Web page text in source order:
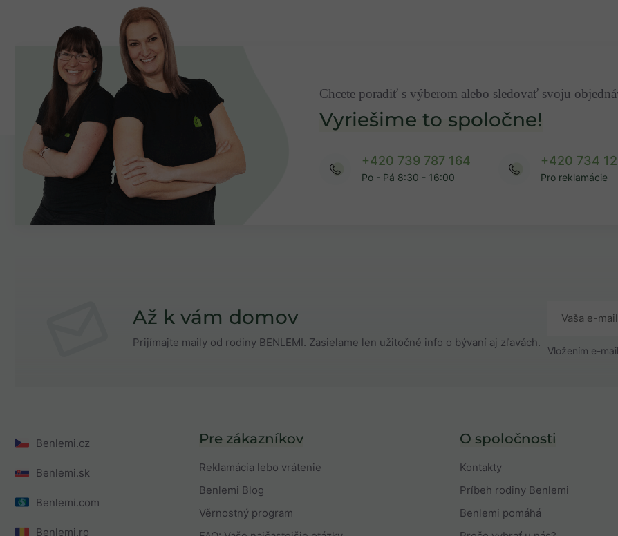
Chcete poradiť s výberom alebo sledovať svoju
Vyriešime to spoločne!
+420 739 787 164
Po - Pá 8:30 - 16:00
+420 734
Pro reklamácie
Až k vám domov
Prijímajte maily od rodiny BENLEMI. Zasielame len užitočné info o bývaní aj zľavách.
Vložením e-
Benlemi.cz
Benlemi.sk
Benlemi.com
Benlemi.ro
Pre zákazníkov
Reklamácia lebo vrátenie
Benlemi Blog
Věrnostný program
O spoločnosti
Kontakty
Príbeh rodiny Benlemi
Benlemi pomáhá